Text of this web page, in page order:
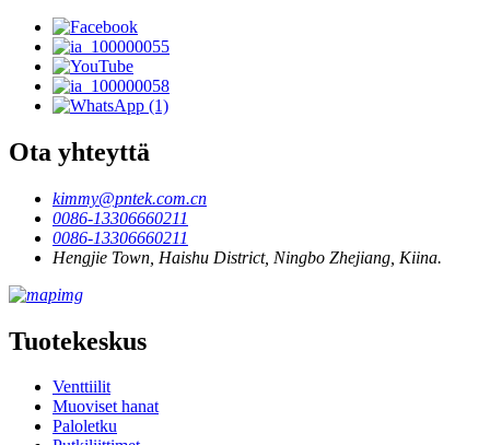
Ota yhteyttä
kimmy@pntek.com.cn
0086-13306660211
0086-13306660211
Hengjie Town, Haishu District, Ningbo Zhejiang, Kiina.
Tuotekeskus
Venttiilit
Muoviset hanat
Paloletku